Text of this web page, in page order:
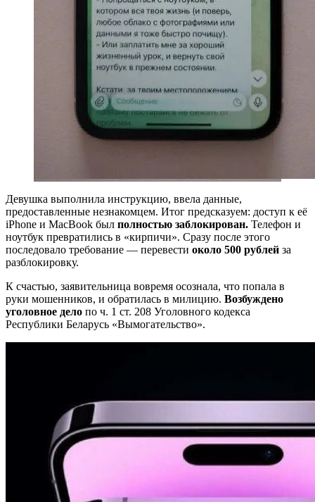
Девушка выполнила инструкцию, ввела данные,
предоставленные незнакомцем. Итог предсказуем: доступ к её
iPhone и MacBook был полностью заблокирован. Телефон и
ноутбук превратились в «кирпичи». Сразу после этого
последовало требование — перевести около 500 рублей за
разблокировку.
К счастью, заявительница вовремя осознала, что попала в
руки мошенников, и обратилась в милицию. Возбуждено
уголовное дело по ч. 1 ст. 208 Уголовного кодекса
Республики Беларусь «Вымогательство».